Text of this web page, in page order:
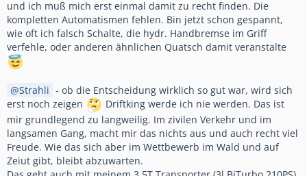
und ich muß mich erst einmal damit zu recht finden. Die
kompletten Automatismen fehlen. Bin jetzt schon gespannt,
wie oft ich falsch Schalte, die hydr. Handbremse im Griff
verfehle, oder anderen ähnlichen Quatsch damit veranstalte
Strahli - ob die Entscheidung wirklich so gut war, wird sich
erst noch zeigen
Driftking werde ich nie werden. Das ist
mir grundlegend zu langweilig. Im zivilen Verkehr und im
langsamen Gang, macht mir das nichts aus und auch recht viel
Freude. Wie das sich aber im Wettbewerb im Wald und auf
Zeiut gibt, bleibt abzuwarten.